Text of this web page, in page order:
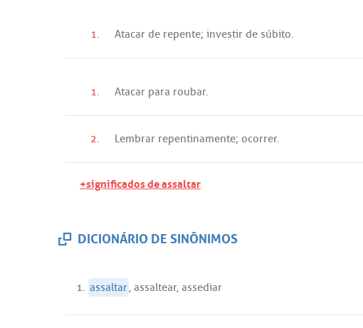
1. Atacar de repente; investir de súbito.
1. Atacar para roubar.
2. Lembrar repentinamente; ocorrer.
+significados de assaltar
DICIONÁRIO DE SINÔNIMOS
1. assaltar, assaltear, assediar